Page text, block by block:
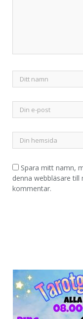
Spara mitt namn,
denna webbläsare till
kommentar.